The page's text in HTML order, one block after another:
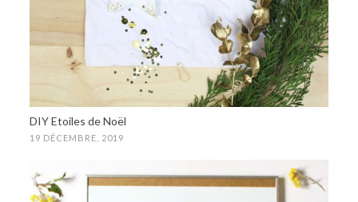
DIY Etoiles de Noël
19 DÉCEMBRE, 2019